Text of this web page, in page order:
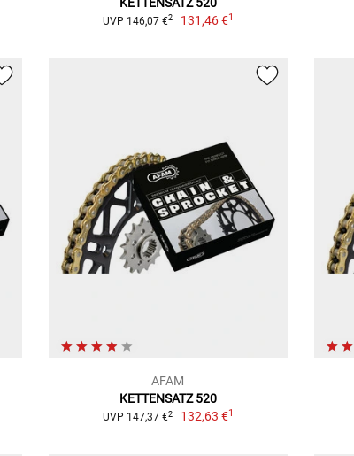
UVP 146,07 €2 131,46 €1
AFAM
KETTENSATZ 520
UVP 147,37 €2 132,63 €1